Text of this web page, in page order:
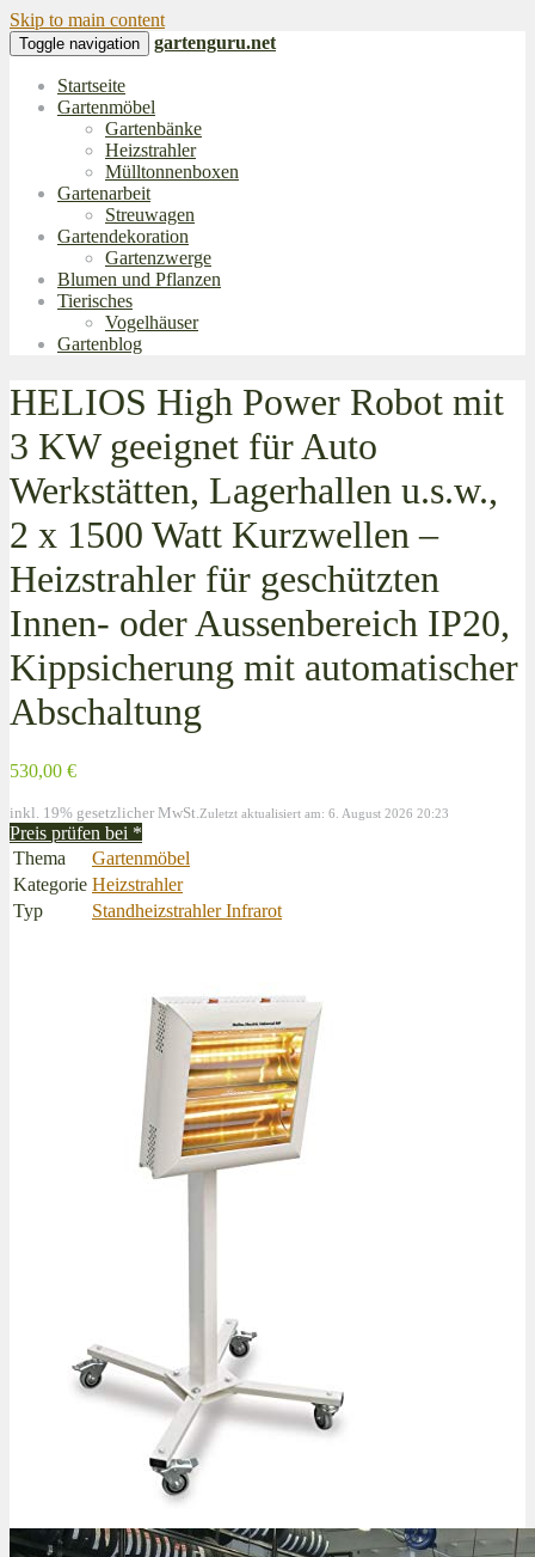
Skip to main content
Toggle navigation gartenguru.net
Startseite
Gartenmöbel
Gartenbänke
Heizstrahler
Mülltonnenboxen
Gartenarbeit
Streuwagen
Gartendekoration
Gartenzwerge
Blumen und Pflanzen
Tierisches
Vogelhäuser
Gartenblog
HELIOS High Power Robot mit
3 KW geeignet für Auto
Werkstätten, Lagerhallen u.s.w.,
2 x 1500 Watt Kurzwellen –
Heizstrahler für geschützten
Innen- oder Aussenbereich IP20,
Kippsicherung mit automatischer
Abschaltung
530,00 €
inkl. 19% gesetzlicher MwSt. Zuletzt aktualisiert am: 6. August 2026 20:23
Preis prüfen bei *
Thema
Gartenmöbel
Kategorie Heizstrahler
Typ
Standheizstrahler Infrarot